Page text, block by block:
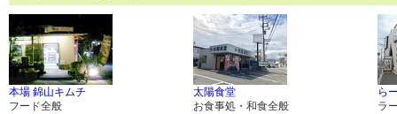
本場 錦山キムチ
フード全般
太陽食堂
お食事処・和食全般
ら
ラ